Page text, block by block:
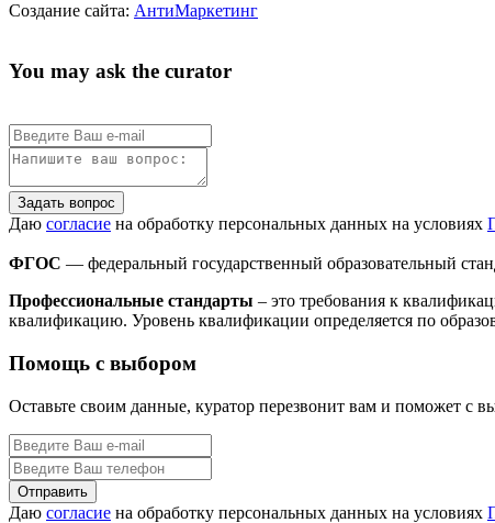
Создание сайта: АнтиМаркетинг
You may ask the curator
Задать вопрос
Даю согласие на обработку персональных данных на условиях
ФГОС — федеральный государственный образовательный
Профессиональные стандарты – это требования к
квалификацию. Уровень квалификации определяется по
Помощь с выбором
Оставьте своим данные, куратор перезвонит вам и поможет с
Даю согласие на обработку персональных данных на условиях